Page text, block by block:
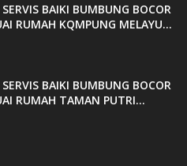
BAIKI BUMBUNG BOCOR
RUMAH KQMPUNG MELAYU...
BAIKI BUMBUNG BOCOR
RUMAH TAMAN PUTRI...